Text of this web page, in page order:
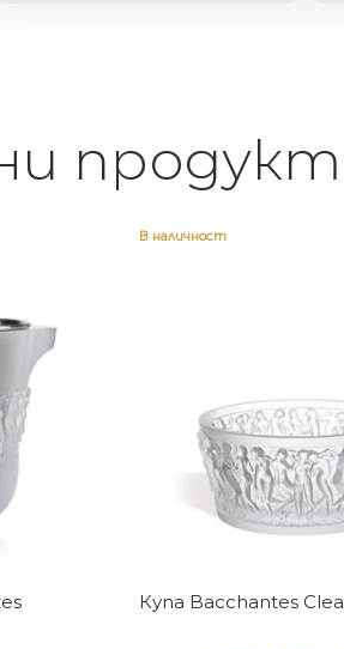
В наличност
Купи
Купа Bacchantes